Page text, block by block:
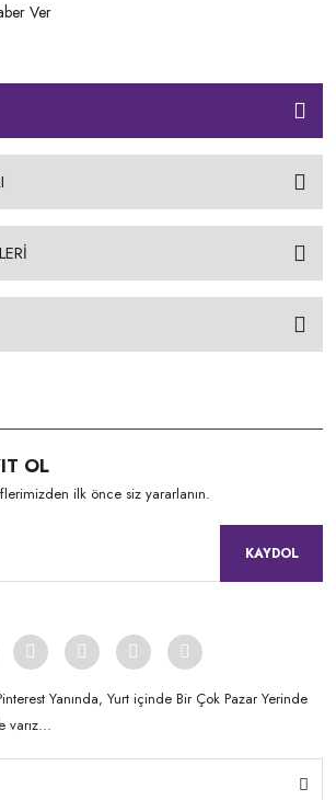
Ver
OL
ilk önce siz yararlanın.
KAYDOL
Yanında, Yurt içinde Bir Çok Pazar Yerinde
varız...